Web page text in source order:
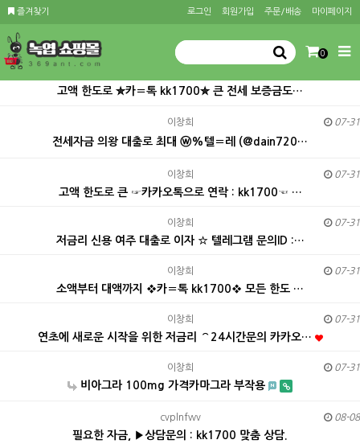
즐겨찾기 로그인 회원가입 주문/배송 마이페이지
0
고액 한도로 ✮카〓톡 kk1700✮ 큰 전세 보증금도…
이창희 07-31
전세자금 의왕 대출로 최대 ⓦ%텔〓레 (@dain720…
이창희 07-31
고액 한도로 큰 ☞카카오톡으로 연락 : kk1700☜ …
이창희 07-31
저금리 신용 여주 대출로 이자 ☆ 텔레그램 문의ID :…
이창희 07-31
소액부터 대액까지 ❖카〓톡 kk1700❖ 모든 한도 …
이창희 07-31
연초에 새로운 시작을 위한 저금리 ⌒24시간문의 카카오…
이창희 07-31
비아그라 100mg 가격카마그라 부작용
cvplnfwv 08-08
필요한 자금, ▶상담문의 : kk1700 맞춤 상담.